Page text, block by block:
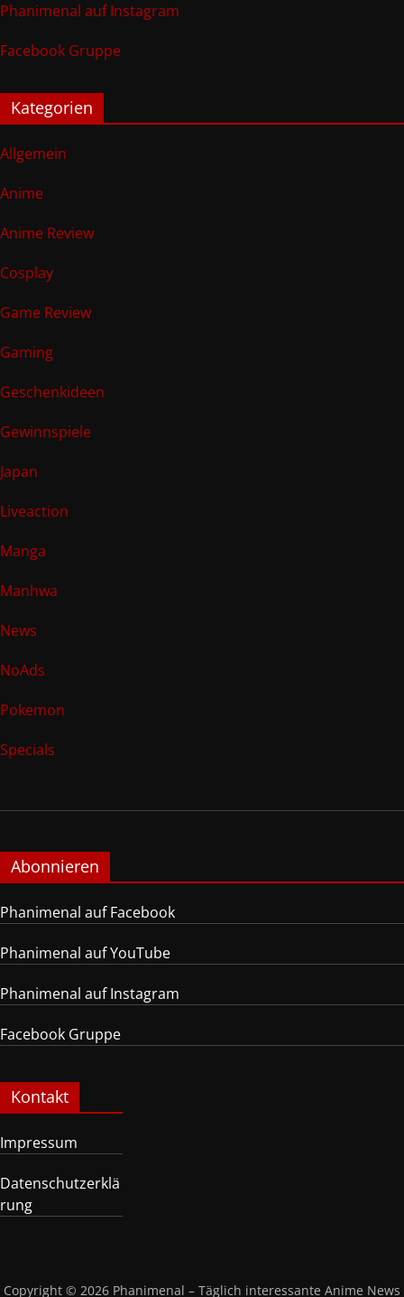
Phanimenal auf Instagram
Facebook Gruppe
Kategorien
Allgemein
Anime
Anime Review
Cosplay
Game Review
Gaming
Geschenkideen
Gewinnspiele
Japan
Liveaction
Manga
Manhwa
News
NoAds
Pokemon
Specials
Abonnieren
Phanimenal auf Facebook
Phanimenal auf YouTube
Phanimenal auf Instagram
Facebook Gruppe
Kontakt
Impressum
Datenschutzerklä
rung
Copyright © 2026 Phanimenal – Täglich interessante Anime News